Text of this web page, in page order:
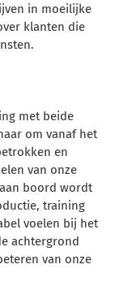
in moeilijke
klanten die
met beide
om vanaf het
en
van onze
boord wordt
training
voelen bij het
achtergrond
van onze